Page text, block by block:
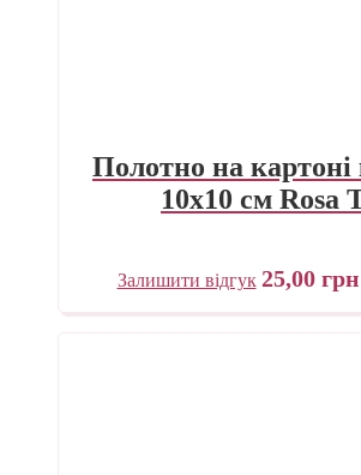
Полотно на картоні
10х10 см Rosa
Залишити відгук 25,00